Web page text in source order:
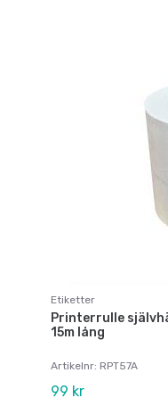
Etiketter
Printerrulle
15m lång
Artikelnr: RPT57A
99 kr